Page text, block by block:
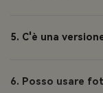
5. C'è una
6. Posso usare